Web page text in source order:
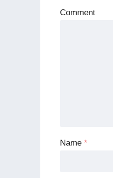
Comment
Name *